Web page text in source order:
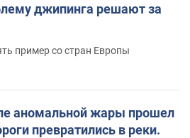
джипинга решают за
пример со стран Европы
аномальной жары прошел
превратились в реки.